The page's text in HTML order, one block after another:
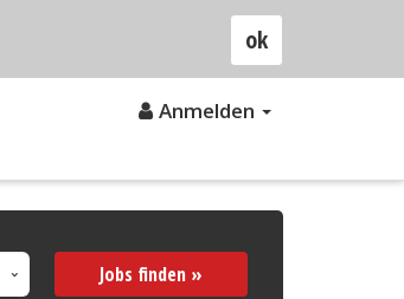
Anmelden
Jobs finden »
ok